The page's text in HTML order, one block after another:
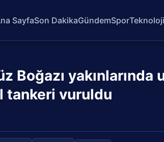
SayfaSon DakikaGündemSporTeknoloji
Boğazı yakınlarında
tankeri vuruldu